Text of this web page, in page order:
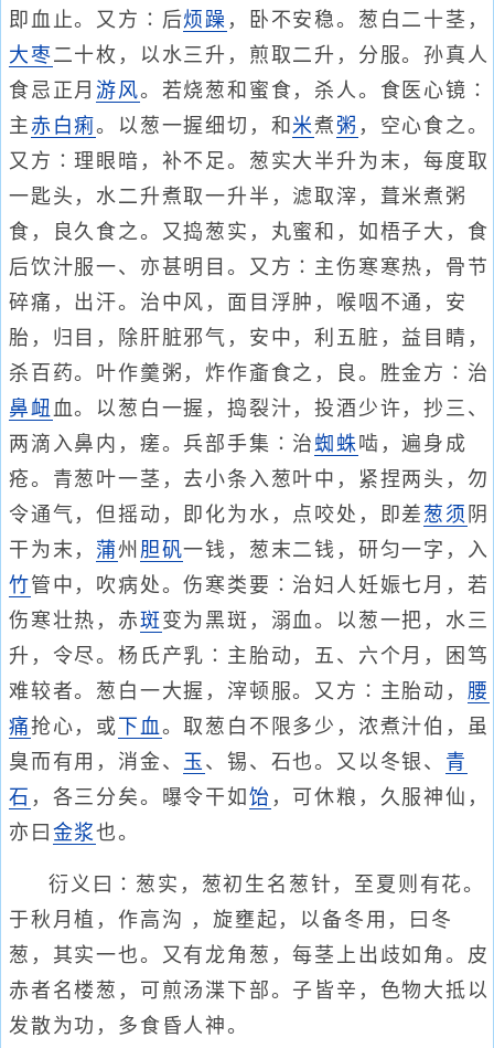
即血止。又方∶后烦躁 ，卧不安稳。葱白二十茎，
大枣二十枚，以水三升，煎取二升，分服。孙真人
食忌正月游风。若烧葱和蜜食，杀人。食医心镜∶
主 赤白痢。以葱一握细切，和米煮粥 ，空心食之。
又方∶理眼暗，补不足。葱实大半升为末，每度取
一匙头，水二升煮取一升半，滤取滓，葺米煮粥
食，良久食之。又捣葱实，丸蜜和，如梧子大，食
后饮汁服一、亦甚明目。又方∶主伤寒寒热，骨节
碎痛，出汗。治中风，面目浮肿，喉咽不通，安
胎，归目，除肝脏邪气，安中，利五脏，益目睛，
杀百药。叶作羹粥，炸作齑食之，良。胜金方∶治
鼻衄 血。以葱白一握，捣裂汁，投酒少许，抄三、
两滴入鼻内，瘥。兵部手集∶治蜘蛛啮，遍身成
疮。青葱叶一茎，去小条入葱叶中，紧捏两头，勿
令通气，但摇动，即化为水，点咬处，即差 葱须 阴
干为末， 蒲州 胆矾一钱，葱末二钱，研匀一字，入
竹管中，吹病处。伤寒类要∶治妇人妊娠七月，若
伤寒壮热，赤斑 变为黑斑，溺血。以葱一把，水三
升，令尽。杨氏产乳∶主胎动，五、六个月，困笃
难较者。葱白一大握，滓顿服。又方∶主胎动， 腰
痛抢心，或 下血。取葱白不限多少，浓煮汁伯，虽
臭而有用，消金、 玉 、锡、石也。又以冬银、 青
石 ，各三分矣。曝令干如 饴 ，可休粮，久服神仙，
亦曰 金浆也。
衍义曰∶葱实，葱初生名葱针，至夏则有花。
于秋月植，作高沟 ，旋壅起，以备冬用，曰冬
葱，其实一也。又有龙角葱，每茎上出歧如角。皮
赤者名楼葱，可煎汤渫下部。子皆辛，色物大抵以
发散为功，多食昏人神。